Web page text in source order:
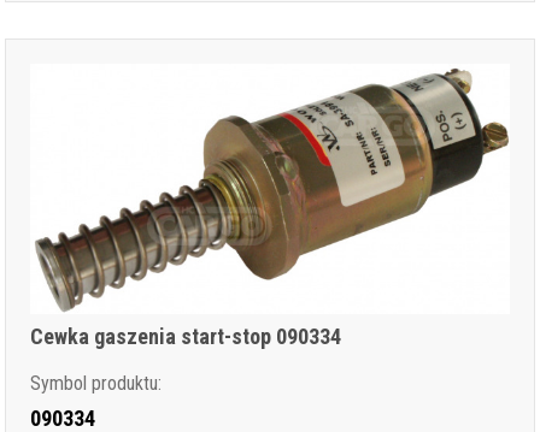
Cewka gaszenia start-stop 090334
Symbol produktu:
090334